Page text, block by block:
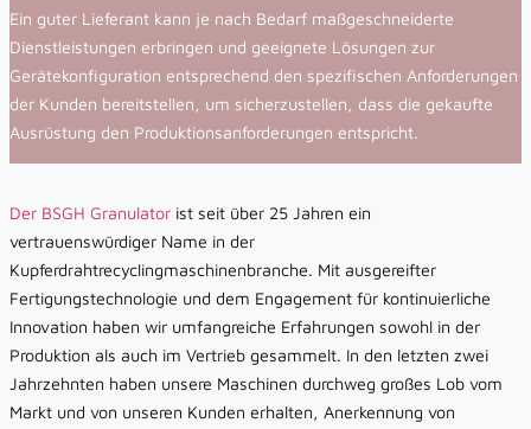
Ein guter Lieferant kann je nach Bedarf maßgeschneiderte
Dienstleistungen erbringen und geeignete Lösungen zur
Gerätekonfiguration entsprechend den spezifischen Anforderungen
der Kunden bereitstellen, um sicherzustellen, dass die gekaufte
Ausrüstung den Produktionsanforderungen entspricht.
Der BSGH Granulator ist seit über 25 Jahren ein
vertrauenswürdiger Name in der
Kupferdrahtrecyclingmaschinenbranche. Mit ausgereifter
Fertigungstechnologie und dem Engagement für kontinuierliche
Innovation haben wir umfangreiche Erfahrungen sowohl in der
Produktion als auch im Vertrieb gesammelt. In den letzten zwei
Jahrzehnten haben unsere Maschinen durchweg großes Lob vom
Markt und von unseren Kunden erhalten, Anerkennung von